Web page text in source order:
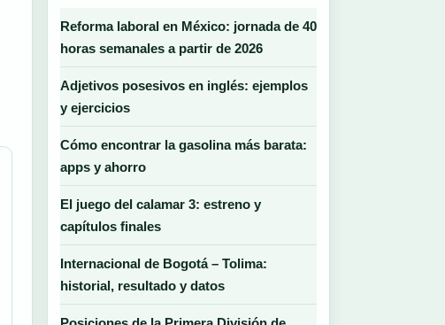
Reforma laboral en México: jornada de 40
horas semanales a partir de 2026
Adjetivos posesivos en inglés: ejemplos
y ejercicios
Cómo encontrar la gasolina más barata:
apps y ahorro
El juego del calamar 3: estreno y
capítulos finales
Internacional de Bogotá – Tolima:
historial, resultado y datos